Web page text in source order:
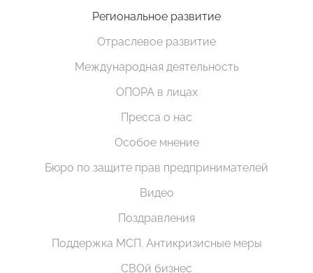
Региональное развитие
Отраслевое развитие
Международная деятельность
ОПОРА в лицах
Пресса о нас
Особое мнение
Бюро по защите прав предпринимателей
Видео
Поздравления
Поддержка МСП. Антикризисные меры
СВОй бизнес